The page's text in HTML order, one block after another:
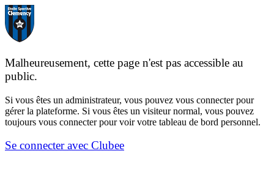
Malheureusement, cette page n'est pas accessible au
public.
Si vous êtes un administrateur, vous pouvez vous connecter pour
gérer la plateforme. Si vous êtes un visiteur normal, vous pouvez
toujours vous connecter pour voir votre tableau de bord personnel.
Se connecter avec Clubee